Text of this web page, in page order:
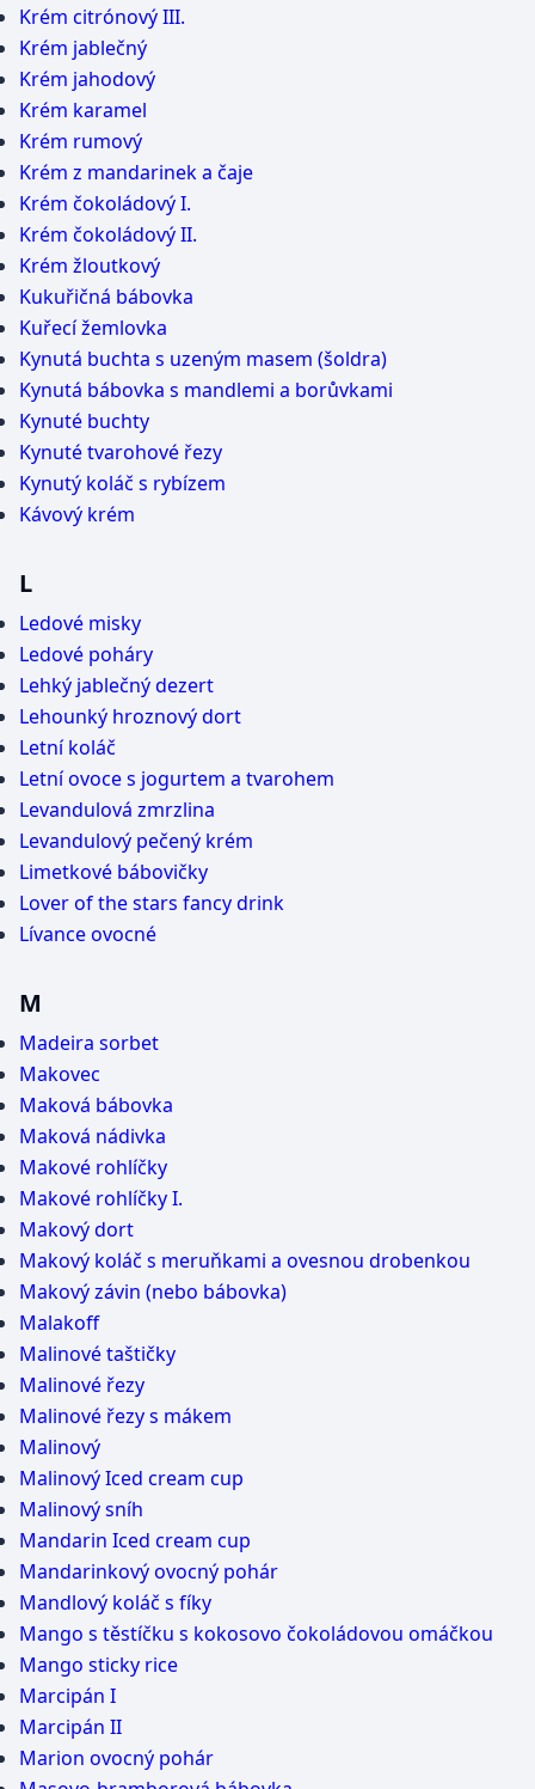
Krém citrónový III.
Krém jablečný
Krém jahodový
Krém karamel
Krém rumový
Krém z mandarinek a čaje
Krém čokoládový I.
Krém čokoládový II.
Krém žloutkový
Kukuřičná bábovka
Kuřecí žemlovka
Kynutá buchta s uzeným masem (šoldra)
Kynutá bábovka s mandlemi a borůvkami
Kynuté buchty
Kynuté tvarohové řezy
Kynutý koláč s rybízem
Kávový krém
L
Ledové misky
Ledové poháry
Lehký jablečný dezert
Lehounký hroznový dort
Letní koláč
Letní ovoce s jogurtem a tvarohem
Levandulová zmrzlina
Levandulový pečený krém
Limetkové bábovičky
Lover of the stars fancy drink
Lívance ovocné
M
Madeira sorbet
Makovec
Maková bábovka
Maková nádivka
Makové rohlíčky
Makové rohlíčky I.
Makový dort
Makový koláč s meruňkami a ovesnou drobenkou
Makový závin (nebo bábovka)
Malakoff
Malinové taštičky
Malinové řezy
Malinové řezy s mákem
Malinový
Malinový Iced cream cup
Malinový sníh
Mandarin Iced cream cup
Mandarinkový ovocný pohár
Mandlový koláč s fíky
Mango s těstíčku s kokosovo čokoládovou omáčkou
Mango sticky rice
Marcipán I
Marcipán II
Marion ovocný pohár